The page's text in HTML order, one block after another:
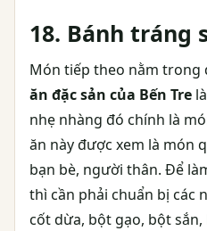
18. Bánh tráng
Món tiếp theo nằm trong
ăn đặc sản của Bến Tre
nhẹ nhàng đó chính là
ăn này được xem là món
bạn bè, người thân. Để
thì cần phải chuẩn bị các
cốt dừa, bột gạo, bột sắn,